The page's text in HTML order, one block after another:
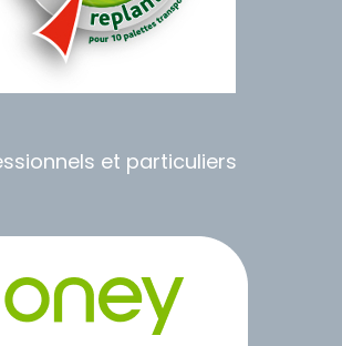
et particuliers